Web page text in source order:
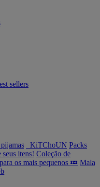
sellers
_KiTChoUN Packs
seus itens! Coleção de
os mais pequenos 💤 Mala